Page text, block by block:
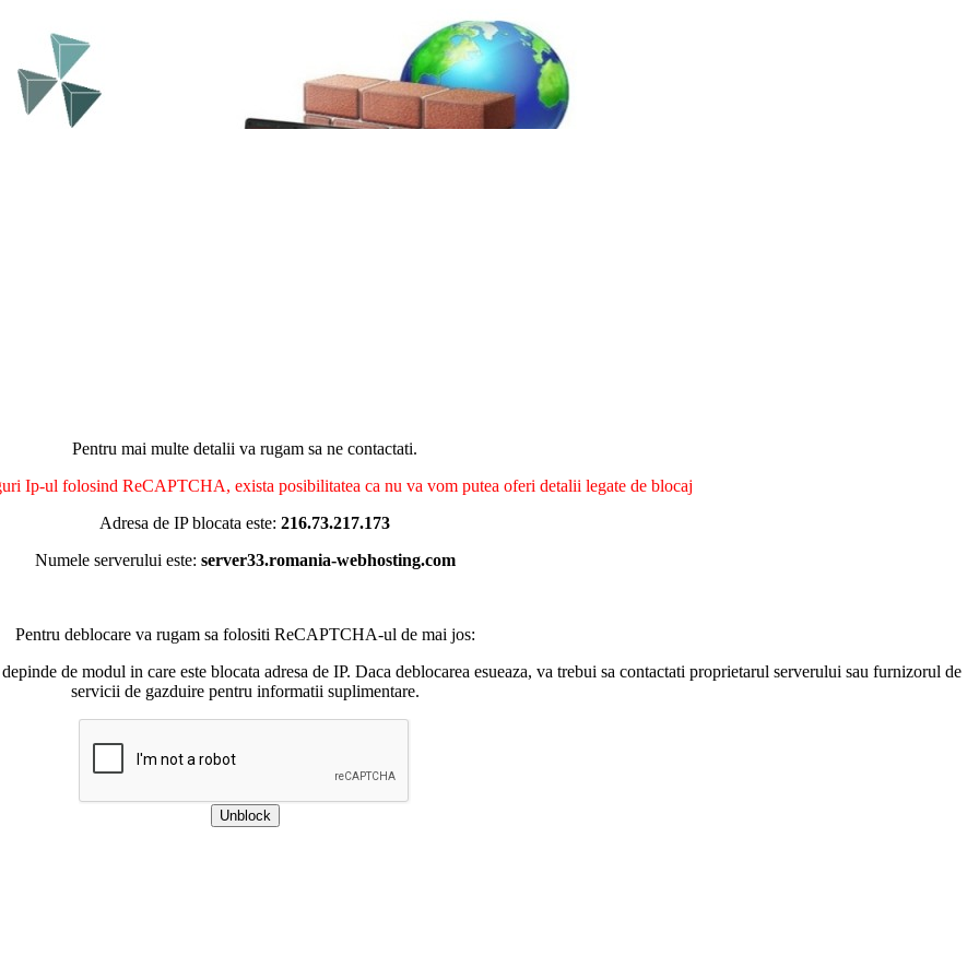
Pentru mai multe detalii va rugam sa ne contactati.
Ip-ul folosind ReCAPTCHA, exista posibilitatea ca nu va vom putea oferi detalii legate de blocaj
Adresa de IP blocata este: 216.73.217.173
Numele serverului este: server33.romania-webhosting.com
Pentru deblocare va rugam sa folositi ReCAPTCHA-ul de mai jos:
de modul in care este blocata adresa de IP. Daca deblocarea esueaza, va trebui sa contactati proprietarul serverului sau furnizorul de
servicii de gazduire pentru informatii suplimentare.